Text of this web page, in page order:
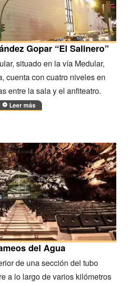
Gopar “El Salinero”
situado en la vía Medular,
cuenta con cuatro niveles en
entre la sala y el anfiteatro.
Leer más
del Agua
de una sección del tubo
a lo largo de varios kilómetros